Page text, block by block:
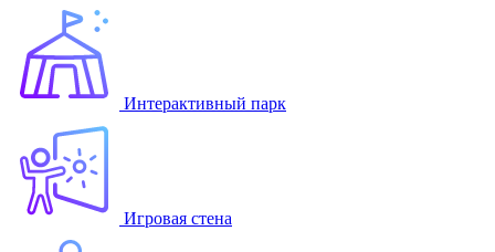
Интерактивный парк
Игровая стена